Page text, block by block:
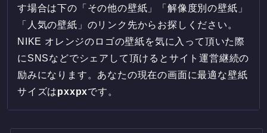
す場合は下の「その他の壁紙」「解像度別の壁紙」
「人気の壁紙」のリンク先からお探しください。
NIKE オレンジのロゴの壁紙を気に入って頂いた際
にSNSなどでシェアして頂けるとサイト運営継続の
励みになります。あなたの現在の画面に最適な壁紙
サイズはpxxpxです。